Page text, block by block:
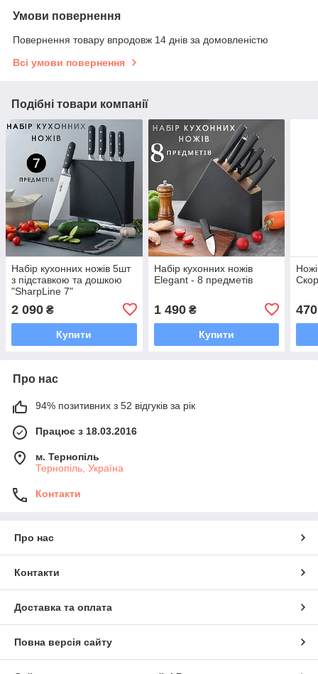
Умови повернення
Повернення товару впродовж 14 днів за домовленістю
Всі умови повернення
Подібні товари компанії
Набір кухонних ножів 5шт
з підставкою та дошкою
"SharpLine 7"
2 090 ₴
Купити
Набір кухонних ножів
Elegant - 8 предметів
1 490₴
Купити
470
Про нас
94% позитивних з 52 відгуків за рік
Працює з 18.03.2016
м. Тернопіль
Тернопіль, Україна
Контакти
Про нас
Контакти
Доставка та оплата
Повна версія сайту